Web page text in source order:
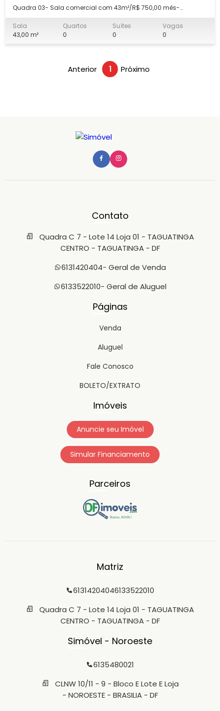
Quadra 03- Sala comercial com 43m²/R$ 750,00 mês-
IPTU Luz individual Água rateada de acordo com consumo
Trabalhamos com todas as modalidades de garantia: - Título
Sala
43,00 m²
Quartos
0
Suítes
0
Vagas
0
Anterior 1 Próximo
Contato
Quadra C 7 - Lote 14 Loja 01 - TAGUATINGA
CENTRO - TAGUATINGA - DF
6131420404- Geral de Venda
6133522010- Geral de Aluguel
Páginas
Venda
Aluguel
Fale Conosco
BOLETO/EXTRATO
Imóveis
Anuncie seu Imóvel
Simular Financiamento
Parceiros
Matriz
61314204046133522010
Quadra C 7 - Lote 14 Loja 01 - TAGUATINGA
CENTRO - TAGUATINGA - DF
Simóvel - Noroeste
6135480021
CLNW 10/11 - 9 - Bloco E Lote E Loja
- NOROESTE - BRASILIA - DF